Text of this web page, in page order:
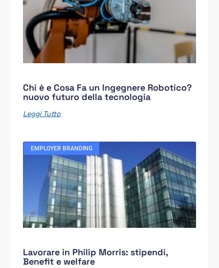
Chi è e Cosa Fa un Ingegnere Robotico?
nuovo futuro della tecnologia
Leggi Tutto
EMPLOYER BRANDING
Lavorare in Philip Morris: stipendi,
Benefit e welfare